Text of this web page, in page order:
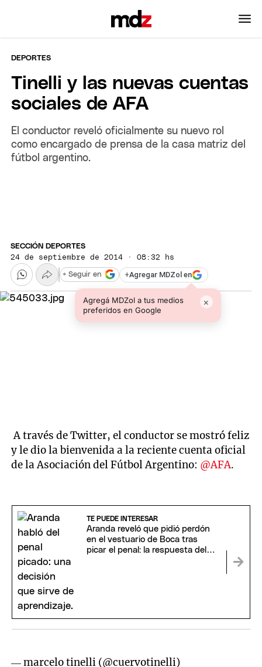
DEPORTES
Tinelli y las nuevas cuentas
sociales de AFA
El conductor reveló oficialmente su nuevo rol
como encargado de prensa de la casa matriz del
fútbol argentino.
SECCIÓN DEPORTES
24 de septiembre de 2014 · 08:32 hs
+Agregar MDZol en
Agregá MDZol a tus medios
preferidos en Google
×
+ Seguir en
A través de Twitter, el conductor se mostró feliz
y le dio la bienvenida a la reciente cuenta oficial
de la Asociación del Fútbol Argentino: @AFA.
TE PUEDE INTERESAR
Aranda reveló que pidió perdón
en el vestuario de Boca tras
picar el penal: la respuesta del
— marcelo tinelli (@cuervotinelli)